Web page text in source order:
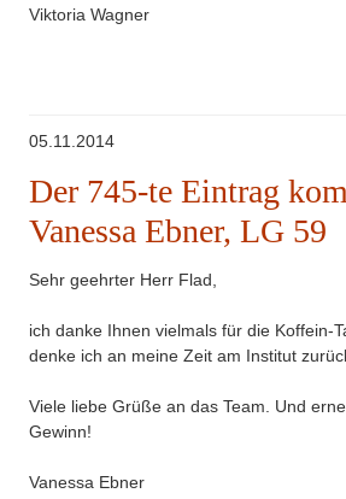
Viktoria Wagner
05.11.2014
Der 745-te Eintrag
Vanessa Ebner, LG 59
Sehr geehrter Herr Flad,
ich danke Ihnen vielmals für die Koffein-
denke ich an meine Zeit am Institut
Viele liebe Grüße an das Team. Und
Gewinn!
Vanessa Ebner